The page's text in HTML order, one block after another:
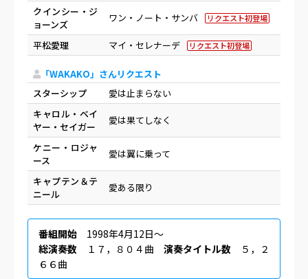
クインシー・ジ
ョーンズ
ワン・ノート・サンバ リクエスト初登場
平松愛理 マイ・セレナーデ リクエスト初登場
「WAKAKO」さんリクエスト
スターシップ
愛は止まらない
キャロル・ベイ
ヤー・セイガー
愛は果てしなく
ケニー・ロジャ
ース
愛は翼に乗って
キャプテン＆テ
ニール
愛ある限り
番組開始 1998年4月12日〜
総演奏数 １７，８０４曲 演奏タイトル数 ５，２
６６曲